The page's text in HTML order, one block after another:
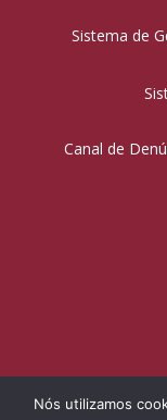
Sistema de
Canal de
Nós utilizamos